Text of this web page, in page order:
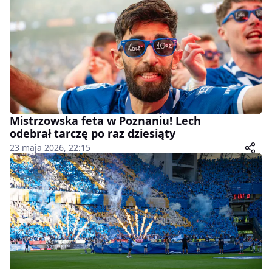
Mistrzowska feta w Poznaniu! Lech
odebrał tarczę po raz dziesiąty
23 maja 2026, 22:15